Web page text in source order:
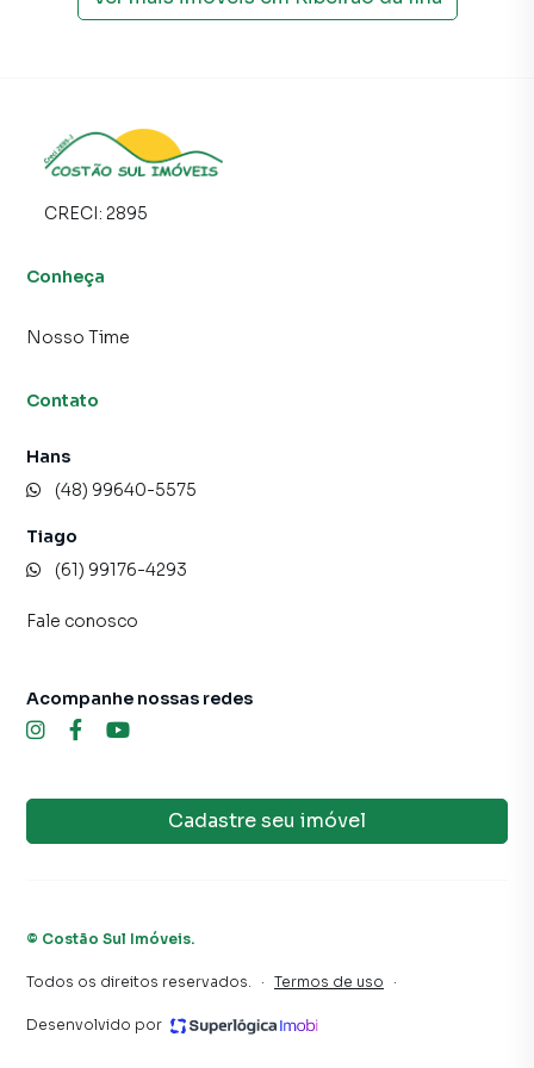
proprietários e inquilinos.
CRECI: 2895
Conheça
Nosso Time
Contato
Hans
(48) 99640-5575
Tiago
(61) 99176-4293
Fale conosco
Cadastre seu imóvel
Acompanhe nossas redes
© Costão Sul Imóveis.
Todos os direitos reservados. · Termos de uso ·
Desenvolvido por